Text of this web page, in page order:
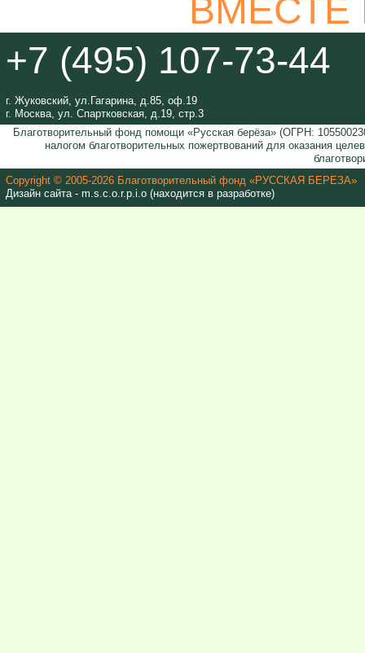
+7 (495) 107-73-44
г. Жуковский, ул.Гагарина, д.85, оф.19
г. Москва, ул. Спартковская, д.19, стр.3
Благотворительный фонд помощи «Русская берёза» (ОГРН:
налогом благотворительных пожертвований для оказания
Copyright © 2005-2026 Благотворительный фонд «РУССКАЯ БЕРЕЗА»
Дизайн сайта - m.s.c.o.r.p.i.o (находится в разработке)